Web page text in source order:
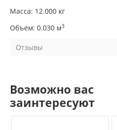
Масса: 12.000 кг
Объем: 0.030 м3
Отзывы
Возможно вас
заинтересуют